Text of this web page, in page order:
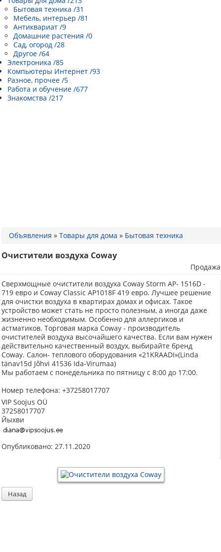
Бытовая техника /31
Мебель, интерьер /81
Антиквариат /9
Домашние растения /0
Сад, огород /28
Другое /64
Электроника /85
Компьютеры Интернет /93
Разное, прочее /5
Работа и обучение /677
Знакомства /217
Объявления » Товары для дома » Бытовая техника
Очистители воздуха Coway
Продажа
Сверхмощные очистители воздуха Coway Storm AP- 1516D -
719 евро и Coway Classic AP1018F 419 евро. Лучшее решение
для очистки воздуха в квартирах домах и офисах. Такое
устройство может стать не просто полезным, а иногда даже
жизненно необходимым. Особенно для аллергиков и
астматиков. Торговая марка Coway - производитель
очистителей воздуха высочайшего качества. Если вам нужен
действительно качественный воздух, выбирайте бренд
Coway. Салон- теплового оборудования «21KRAАDI»(Linda
tänav15d Jõhvi 41536 Ida-Virumaa)
Мы работаем с понедельника по пятницу c 8:00 до 17:00.
Номер телефона: +37258017707
VIP Soojus OÜ
37258017707
Йыхви
Опубликовано: 27.11.2020
Назад